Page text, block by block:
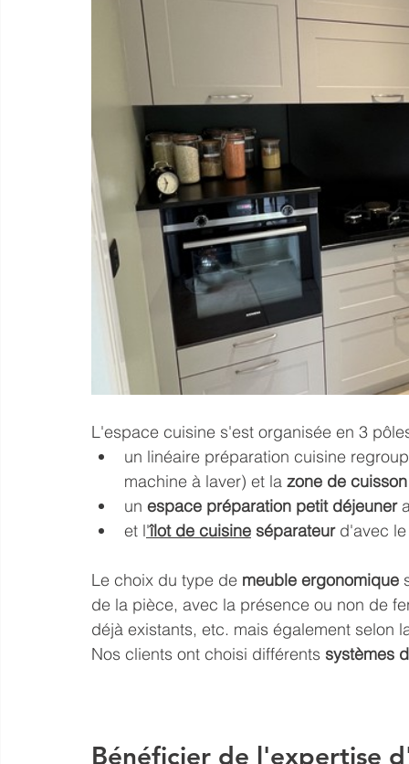
L'espace cuisine s'est organisée en 3
un linéaire préparation cuisine
machine à laver) et la zone de cuisson
un espace préparation petit déjeuner
et l'îlot de cuisine séparateur d'avec
Le choix du type de meuble ergonomique
de la pièce, avec la présence ou non de
déjà existants, etc. mais également selon
Nos clients ont choisi différents systèmes
Bénéficier de l'expertise